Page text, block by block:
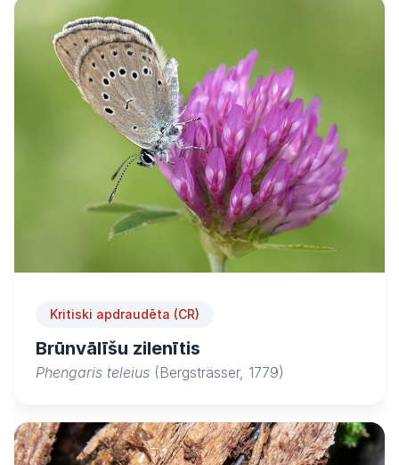
Kritiski apdraudēta (CR)
Brūnvālīšu zilenītis
Phengaris teleius (Bergsträsser, 1779)